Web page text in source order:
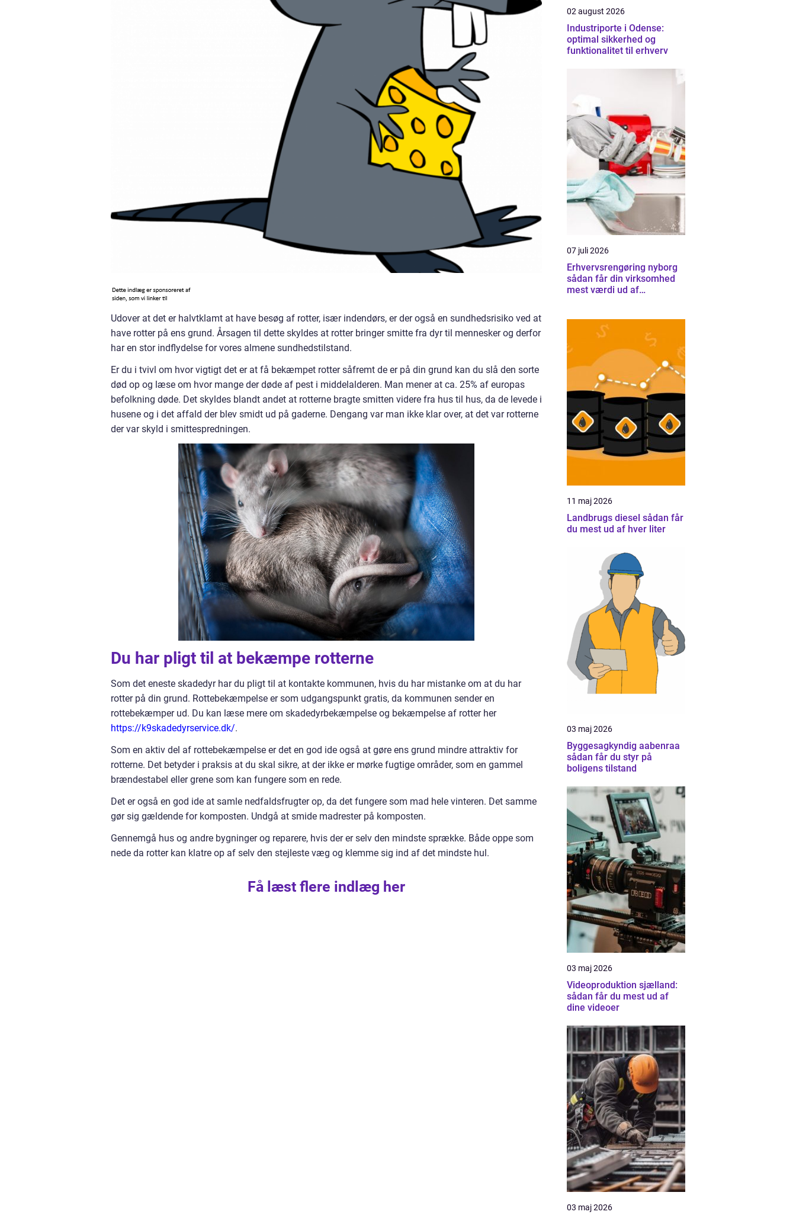
Udover at det er halvtklamt at have besøg af rotter, især indendørs, er der også en sundhedsrisiko ved at
have rotter på ens grund. Årsagen til dette skyldes at rotter bringer smitte fra dyr til mennesker og derfor
har en stor indflydelse for vores almene sundhedstilstand.
Er du i tvivl om hvor vigtigt det er at få bekæmpet rotter såfremt de er på din grund kan du slå den sorte
død op og læse om hvor mange der døde af pest i middelalderen. Man mener at ca. 25% af europas
befolkning døde. Det skyldes blandt andet at rotterne bragte smitten videre fra hus til hus, da de levede i
husene og i det affald der blev smidt ud på gaderne. Dengang var man ikke klar over, at det var rotterne
der var skyld i smittespredningen.
Du har pligt til at bekæmpe rotterne
Som det eneste skadedyr har du pligt til at kontakte kommunen, hvis du har mistanke om at du har
rotter på din grund. Rottebekæmpelse er som udgangspunkt gratis, da kommunen sender en
rottebekæmper ud. Du kan læse mere om skadedyrbekæmpelse og bekæmpelse af rotter her
https://k9skadedyrservice.dk/.
Som en aktiv del af rottebekæmpelse er det en god ide også at gøre ens grund mindre attraktiv for
rotterne. Det betyder i praksis at du skal sikre, at der ikke er mørke fugtige områder, som en gammel
brændestabel eller grene som kan fungere som en rede.
Det er også en god ide at samle nedfaldsfrugter op, da det fungere som mad hele vinteren. Det samme
gør sig gældende for komposten. Undgå at smide madrester på komposten.
Gennemgå hus og andre bygninger og reparere, hvis der er selv den mindste sprække. Både oppe som
nede da rotter kan klatre op af selv den stejleste væg og klemme sig ind af det mindste hul.
Få læst flere indlæg her
02 august 2026
Industriporte i Odense:
optimal sikkerhed og
funktionalitet til erhverv
07 juli 2026
Erhvervsrengøring nyborg
sådan får din virksomhed
mest værdi ud af
11 maj 2026
Landbrugs diesel sådan får
du mest ud af hver liter
03 maj 2026
Byggesagkyndig aabenraa
sådan får du styr på
boligens tilstand
03 maj 2026
Videoproduktion sjælland:
sådan får du mest ud af
dine videoer
03 maj 2026